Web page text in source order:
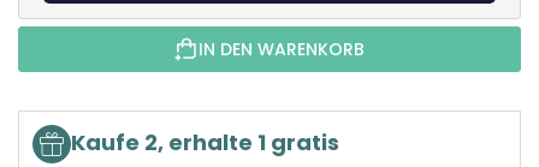
IN DEN WARENKORB
Kaufe 2, erhalte 1 gratis